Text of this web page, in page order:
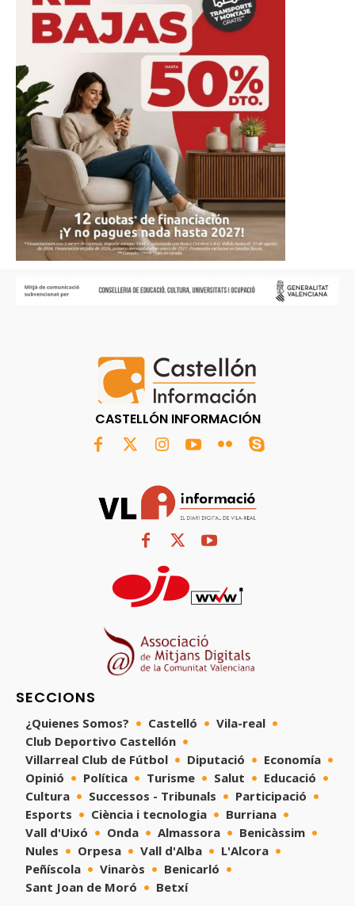
CASTELLÓN INFORMACIÓN
SECCIONS
¿Quienes Somos? Castelló
Vila-real
Club Deportivo Castellón
Villarreal Club de Fútbol
Diputació
Economía
Opinió
Política Turisme Salut
Educació
Cultura
Successos - Tribunals
Participació
Esports
Ciència i tecnologia
Burriana
Vall d'Uixó
Onda Almassora
Benicàssim
Nules
Orpesa Vall d'Alba
L'Alcora
Peñíscola
Vinaròs
Benicarló
Sant Joan de Moró
Betxí